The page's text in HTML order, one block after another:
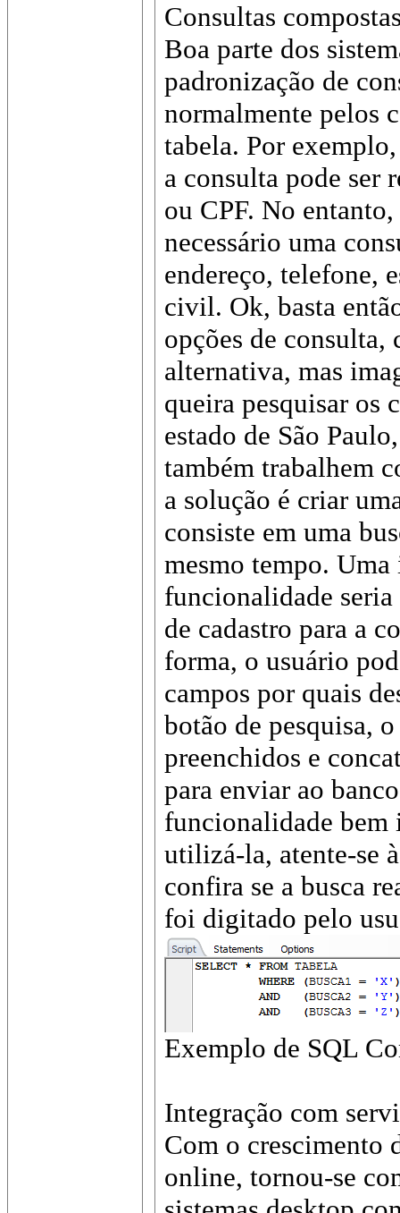
Consultas
Boa parte dos
padronização de
normalmente pelos
tabela. Por
a consulta pode ser
ou CPF. No
necessário uma
endereço, telefone,
civil. Ok, basta
opções de consulta,
alternativa, mas
queira pesquisar os
estado de São
também trabalhem
a solução é criar
consiste em uma
mesmo tempo.
funcionalidade
de cadastro para a
forma, o usuário
campos por quais
botão de pesquisa,
preenchidos e
para enviar ao
funcionalidade bem
utilizá-la, atente-se
confira se a busca
foi digitado pelo
Exemplo de SQL
Integração com
Com o crescimento
online, tornou-se